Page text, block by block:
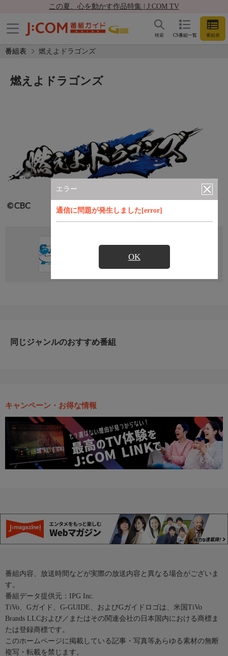
この夏、心を動かす作品特集 | J:COM TV
CS番組一覧 番組表
検索
番組表 燃えよドラゴンズ
エラー
通信に問題が発生しました[error]
OK
燃えよドラゴンズ
直近の放送予定はありません
同じジャンルのおすすめ番組
キャンペーン・お得な情報
番組内容、放送時間などが実際の放送内容と異なる場合がございま
す。
番組データ提供元：IPG Inc.
TiVo、Gガイド、G-GUIDE、およびGガイドロゴは、米国TiVo
Brands LLCおよび／またはその関連会社の日本国内における商標ま
たは登録商標です。
このホームページに掲載している記事・写真等あらゆる素材の無断
複写・転載を禁じます。